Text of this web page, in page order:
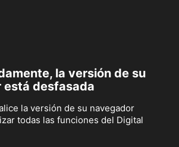
la versión de su
está desfasada
la versión de su navegador
todas las funciones del Digital